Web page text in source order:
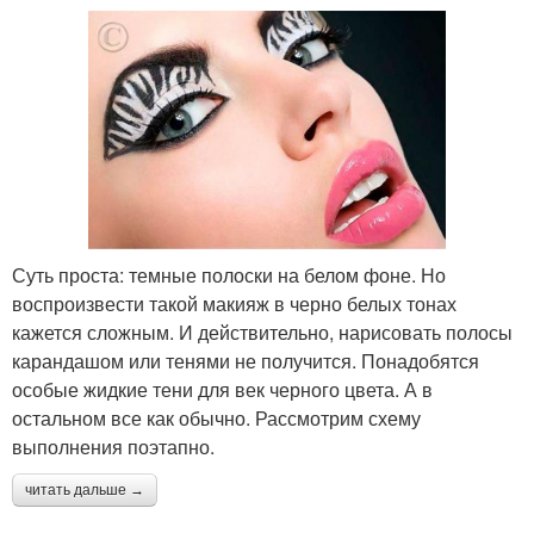
Суть проста: темные полоски на белом фоне. Но
воспроизвести такой макияж в черно белых тонах
кажется сложным. И действительно, нарисовать полосы
карандашом или тенями не получится. Понадобятся
особые жидкие тени для век черного цвета. А в
остальном все как обычно. Рассмотрим схему
выполнения поэтапно.
читать дальше →